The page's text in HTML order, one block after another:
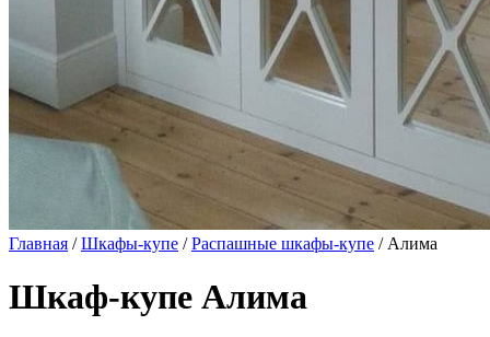
Главная /Шкафы-купе /Распашные шкафы-купе / Алима
Шкаф-купе Алима